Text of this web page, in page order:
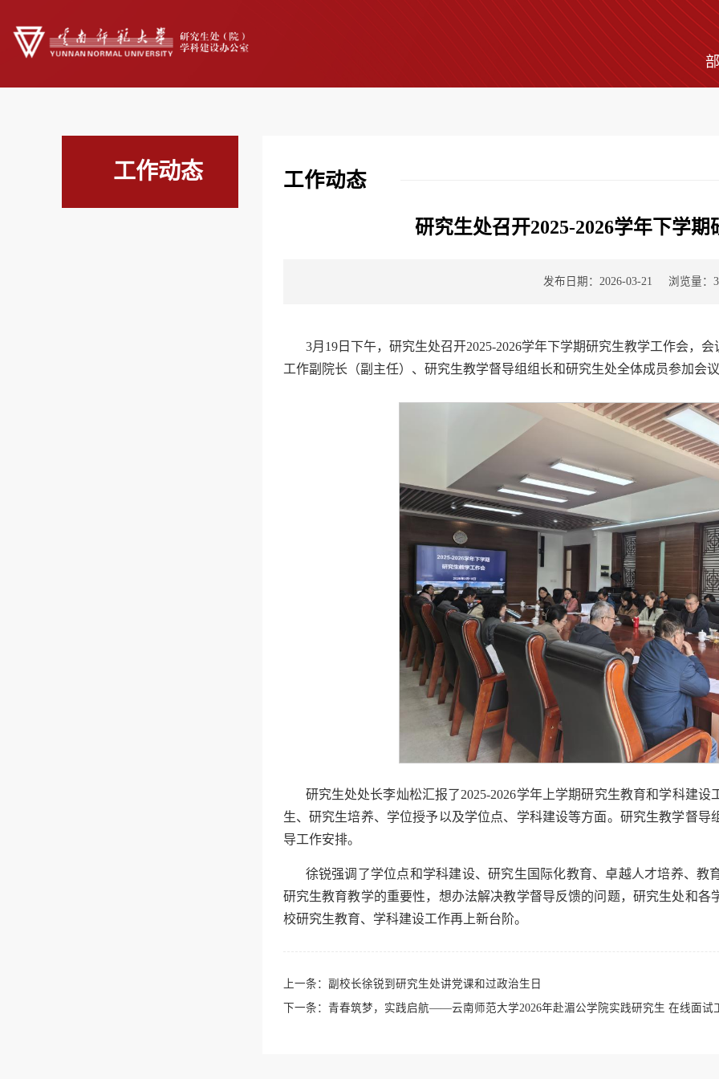
工作动态 工作动态
研究生处召开2025-2026学年下学
发布日期：2026-03-21 浏览量：
3月19日下午，研究生处召开2025-2026学年下学期研究生教学工作会，
工作副院长（副主任）、研究生教学督导组组长和研究生处全体成员参加会
研究生处处长李灿松汇报了2025-2026学年上学期研究生教育和学科建
生、研究生培养、学位授予以及学位点、学科建设等方面。研究生教学督
导工作安排。
徐锐强调了学位点和学科建设、研究生国际化教育、卓越人才培养、教
研究生教育教学的重要性，想办法解决教学督导反馈的问题，研究生处和
校研究生教育、学科建设工作再上新台阶。
上一条： 副校长徐锐到研究生处讲党课和过政治生日
下一条： 青春筑梦，实践启航——云南师范大学2026年赴湄公学院实践研究生 在线面试